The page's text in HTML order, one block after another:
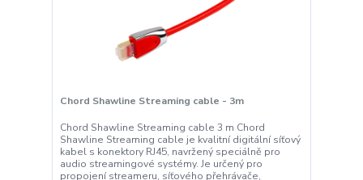
Chord Shawline Streaming cable - 3m
Chord Shawline Streaming cable 3 m Chord
Shawline Streaming cable je kvalitní digitální síťový
kabel s konektory RJ45, navržený speciálně pro
audio streamingové systémy. Je určený pro
propojení streameru, síťového přehrávače,